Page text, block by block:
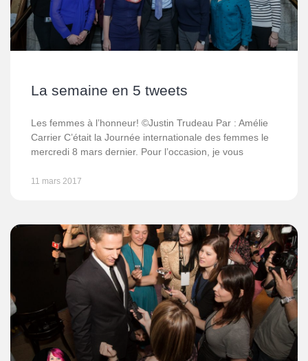
La semaine en 5 tweets
Les femmes à l’honneur! ©Justin Trudeau Par : Amélie
Carrier C’était la Journée internationale des femmes le
mercredi 8 mars dernier. Pour l’occasion, je vous
11 mars 2017